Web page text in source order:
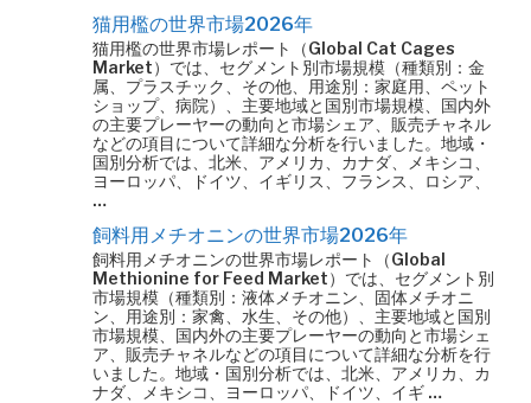
猫用檻の世界市場2026年
猫用檻の世界市場レポート（Global Cat Cages
Market）では、セグメント別市場規模（種類別：金
属、プラスチック、その他、用途別：家庭用、ペット
ショップ、病院）、主要地域と国別市場規模、国内外
の主要プレーヤーの動向と市場シェア、販売チャネル
などの項目について詳細な分析を行いました。地域・
国別分析では、北米、アメリカ、カナダ、メキシコ、
ヨーロッパ、ドイツ、イギリス、フランス、ロシア、
…
飼料用メチオニンの世界市場2026年
飼料用メチオニンの世界市場レポート（Global
Methionine for Feed Market）では、セグメント別
市場規模（種類別：液体メチオニン、固体メチオニ
ン、用途別：家禽、水生、その他）、主要地域と国別
市場規模、国内外の主要プレーヤーの動向と市場シェ
ア、販売チャネルなどの項目について詳細な分析を行
いました。地域・国別分析では、北米、アメリカ、カ
ナダ、メキシコ、ヨーロッパ、ドイツ、イギ …